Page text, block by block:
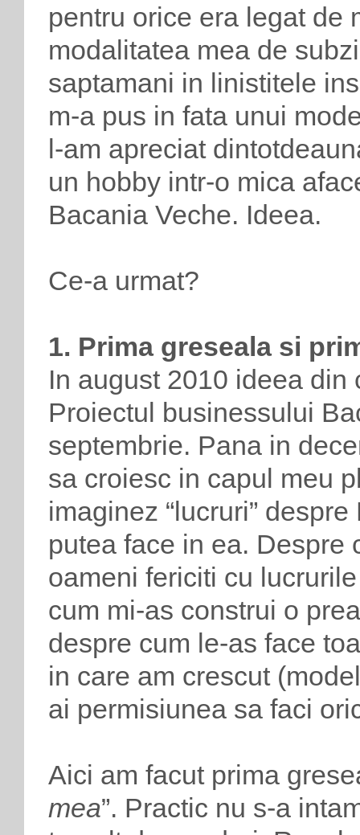
pentru orice era legat de
modalitatea mea de
saptamani in linistitele
m-a pus in fata unui
l-am apreciat
un hobby intr-o mica
Bacania Veche. Ideea.
Ce-a urmat?
1. Prima greseala si
In august 2010 ideea
Proiectul businessului
septembrie. Pana in
sa croiesc in capul meu
imaginez “lucruri”
putea face in ea. Despre
oameni fericiti cu
cum mi-as construi o
despre cum le-as face
in care am crescut
ai permisiunea sa faci
Aici am facut prima
mea”. Practic nu s-a